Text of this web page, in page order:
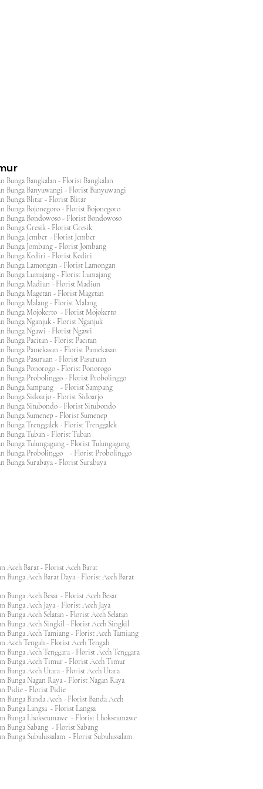
Bunga Bangkalan - Florist Bangkalan
Bunga Banyuwangi - Florist Banyuwangi
Bunga Blitar - Florist Blitar
Bunga Bojonegoro - Florist Bojonegoro
Bunga Bondowoso - Florist Bondowoso
Bunga Gresik - Florist Gresik
Bunga Jember - Florist Jember
Bunga Jombang - Florist Jombang
Bunga Kediri - Florist Kediri
Bunga Lamongan - Florist Lamongan
Bunga Lumajang - Florist Lumajang
Bunga Madiun - Florist Madiun
Bunga Magetan - Florist Magetan
Bunga Malang - Florist Malang
Bunga Mojokerto - Florist Mojokerto
Bunga Nganjuk - Florist Nganjuk
Bunga Ngawi - Florist Ngawi
Bunga Pacitan - Florist Pacitan
Bunga Pamekasan - Florist Pamekasan
Bunga Pasuruan - Florist Pasuruan
Bunga Ponorogo - Florist Ponorogo
Bunga Probolinggo - Florist Probolinggo
Bunga Sampang - Florist Sampang
Bunga Sidoarjo - Florist Sidoarjo
Bunga Situbondo - Florist Situbondo
Bunga Sumenep - Florist Sumenep
Bunga Trenggalek - Florist Trenggalek
Bunga Tuban - Florist Tuban
Bunga Tulungagung - Florist Tulungagung
Bunga Probolinggo - Florist Probolinggo
Bunga Surabaya - Florist Surabaya
Aceh Barat - Florist Aceh Barat
Bunga Aceh Barat Daya - Florist Aceh Barat
Bunga Aceh Besar - Florist Aceh Besar
Bunga Aceh Jaya - Florist Aceh Jaya
Bunga Aceh Selatan - Florist Aceh Selatan
Bunga Aceh Singkil - Florist Aceh Singkil
Bunga Aceh Tamiang - Florist Aceh Tamiang
Aceh Tengah - Florist Aceh Tengah
Bunga Aceh Tenggara - Florist Aceh Tenggara
Bunga Aceh Timur - Florist Aceh Timur
Bunga Aceh Utara - Florist Aceh Utara
Bunga Nagan Raya - Florist Nagan Raya
Pidie - Florist Pidie
Bunga Banda Aceh - Florist Banda Aceh
Bunga Langsa - Florist Langsa
Bunga Lhokseumawe - Florist Lhokseumawe
Bunga Sabang - Florist Sabang
Bunga Subulussalam - Florist Subulussalam